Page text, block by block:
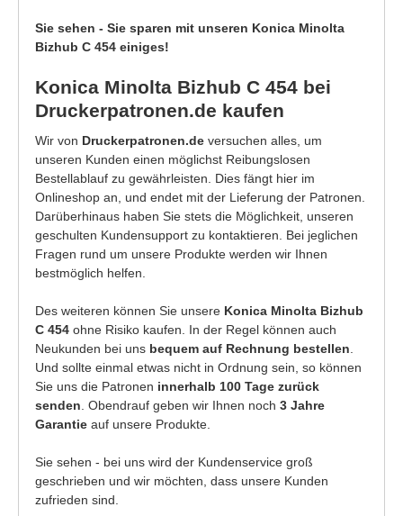
Sie sehen - Sie sparen mit unseren Konica Minolta
Bizhub C 454 einiges!
Konica Minolta Bizhub C 454 bei
Druckerpatronen.de kaufen
Wir von Druckerpatronen.de versuchen alles, um
unseren Kunden einen möglichst Reibungslosen
Bestellablauf zu gewährleisten. Dies fängt hier im
Onlineshop an, und endet mit der Lieferung der Patronen.
Darüberhinaus haben Sie stets die Möglichkeit, unseren
geschulten Kundensupport zu kontaktieren. Bei jeglichen
Fragen rund um unsere Produkte werden wir Ihnen
bestmöglich helfen.
Des weiteren können Sie unsere Konica Minolta Bizhub
C 454 ohne Risiko kaufen. In der Regel können auch
Neukunden bei uns bequem auf Rechnung bestellen
Und sollte einmal etwas nicht in Ordnung sein, so können
Sie uns die Patronen innerhalb 100 Tage zurück
senden . Obendrauf geben wir Ihnen noch 3 Jahre
Garantie auf unsere Produkte.
Sie sehen - bei uns wird der Kundenservice groß
geschrieben und wir möchten, dass unsere Kunden
zufrieden sind.